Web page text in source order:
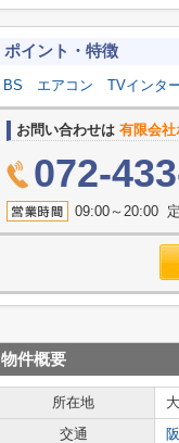
ポイント・特徴
BS エアコン TVインタ
お問い合わせは 有限会
072-
09:00～20:00
物件概要
所在地
交通